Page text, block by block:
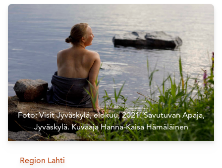
Region Lahti
Foto: Visit Jyväskylä, elokuu, 2021. Savutuvan Apaja,
Jyväskylä. Kuvaaja Hanna-Kaisa Hämäläinen